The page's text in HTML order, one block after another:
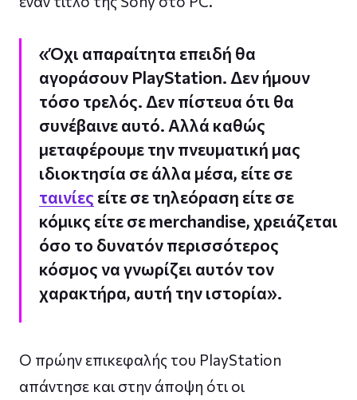
«Όχι απαραίτητα επειδή θα
αγοράσουν PlayStation. Δεν ήμουν
τόσο τρελός. Δεν πίστευα ότι θα
συνέβαινε αυτό. Αλλά καθώς
μεταφέρουμε την πνευματική μας
ιδιοκτησία σε άλλα μέσα, είτε σε
ταινίες είτε σε τηλεόραση είτε σε
κόμικς είτε σε merchandise, χρειάζεται
όσο το δυνατόν περισσότερος
κόσμος να γνωρίζει αυτόν τον
χαρακτήρα, αυτή την ιστορία».
Ο πρώην επικεφαλής του PlayStation
απάντησε και στην άποψη ότι οι